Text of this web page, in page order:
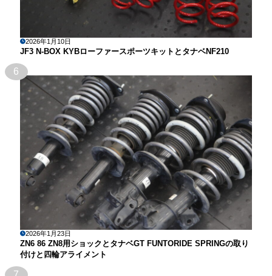
2026年1月10日
JF3 N-BOX KYBローファースポーツキットとタナベNF210
6
2026年1月23日
ZN6 86 ZN8用ショックとタナベGT FUNTORIDE SPRINGの取り
付けと四輪アライメント